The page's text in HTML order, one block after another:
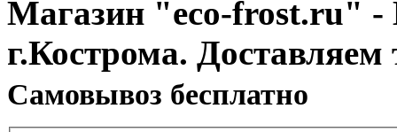
Магазин "eco-frost.ru" -
г.Кострома.
Cамовывоз бесплатно